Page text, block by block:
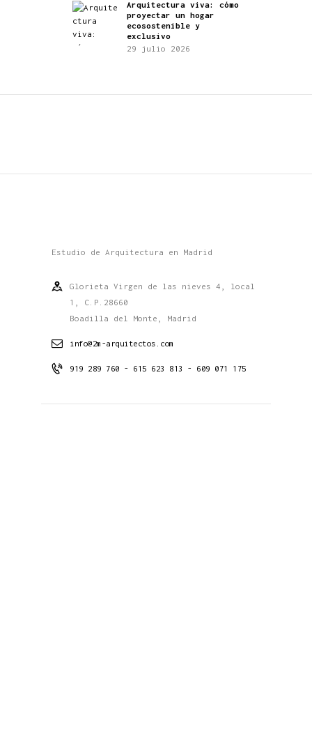
Arquitectura viva: cómo
proyectar un hogar
ecosostenible y
exclusivo
29 julio 2026
Estudio de Arquitectura en Madrid
Glorieta Virgen de las nieves 4, local
1, C.P.28660
Boadilla del Monte, Madrid
info@2m-arquitectos.com
919 289 760 - 615 623 813 - 609 071 175